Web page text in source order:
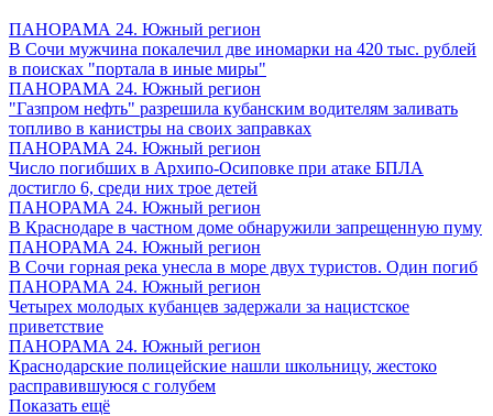
ПАНОРАМА 24. Южный регион
В Сочи мужчина покалечил две иномарки на 420 тыс. рублей
в поисках "портала в иные миры"
ПАНОРАМА 24. Южный регион
"Газпром нефть" разрешила кубанским водителям заливать
топливо в канистры на своих заправках
ПАНОРАМА 24. Южный регион
Число погибших в Архипо-Осиповке при атаке БПЛА
достигло 6, среди них трое детей
ПАНОРАМА 24. Южный регион
В Краснодаре в частном доме обнаружили запрещенную пуму
ПАНОРАМА 24. Южный регион
В Сочи горная река унесла в море двух туристов. Один погиб
ПАНОРАМА 24. Южный регион
Четырех молодых кубанцев задержали за нацистское
приветствие
ПАНОРАМА 24. Южный регион
Краснодарские полицейские нашли школьницу, жестоко
расправившуюся с голубем
Показать ещё